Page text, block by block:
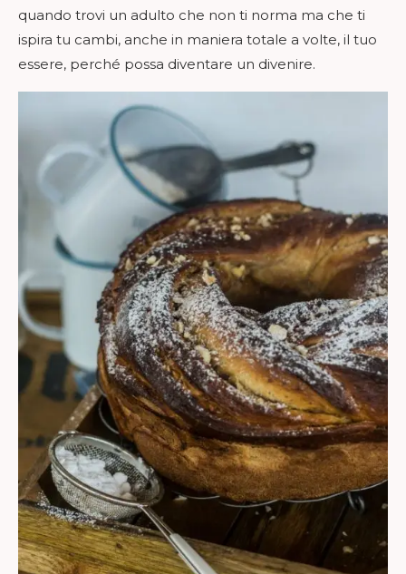
quando trovi un adulto che non ti norma ma che ti
ispira tu cambi, anche in maniera totale a volte, il tuo
essere, perché possa diventare un divenire.